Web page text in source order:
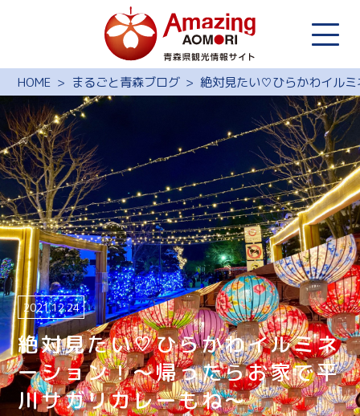
HOME まるごと青森ブログ 絶対見たい♡ひらかわイルミ
絶対見たい♡ひらかわイルミネ
ーション！〜帰ったらお家で平
川サガリカレーもね〜
2021.12.24